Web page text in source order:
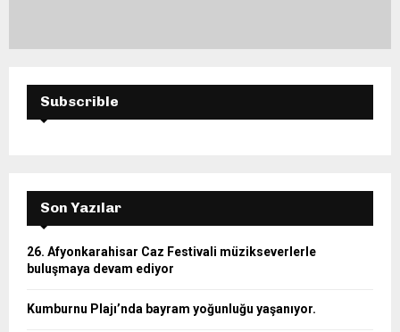
Subscrible
Son Yazılar
26. Afyonkarahisar Caz Festivali müzikseverlerle
buluşmaya devam ediyor
Kumburnu Plajı’nda bayram yoğunluğu yaşanıyor.